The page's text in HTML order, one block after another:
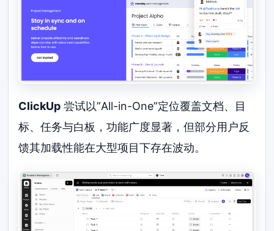
ClickUp 尝试以”All-in-One”定位覆盖文档、目
标、任务与白板，功能广度显著，但部分用户反
馈其加载性能在大型项目下存在波动。